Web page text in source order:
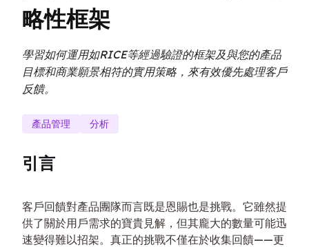
略性框架
學習如何運用如RICE等經過驗證的框架及與您的產品
目標和商業願景相符的實用策略，來有效優先處理客戶
反饋。
產品管理 分析
引言
客戶回饋對產品團隊而言既是恩賜也是挑戰。它雖然提
供了關於用戶需求的寶貴見解，但其龐大的數量可能迅
速變得難以招架。真正的挑戰不僅在於收集回饋——更